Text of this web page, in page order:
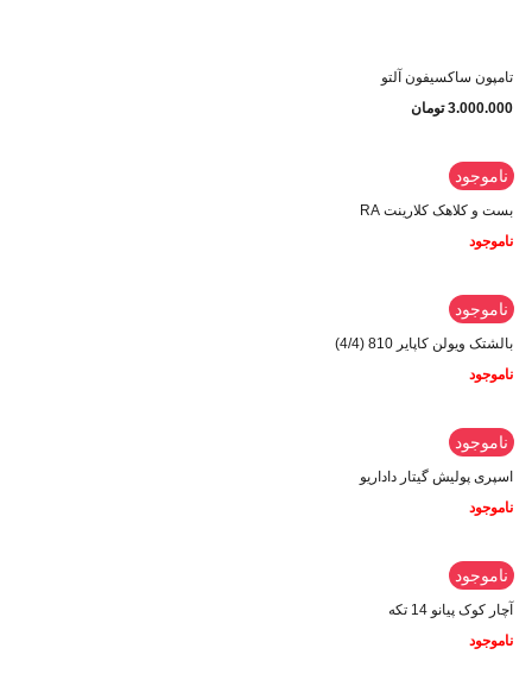
تامپون ساکسیفون آلتو
3.000.000 تومان
ناموجود
بست و کلاهک کلارینت RA
ناموجود
ناموجود
بالشتک ویولن کاپایر 810 (4/4)
ناموجود
ناموجود
اسپری پولیش گیتار داداریو
ناموجود
ناموجود
آچار کوک پیانو 14 تکه
ناموجود